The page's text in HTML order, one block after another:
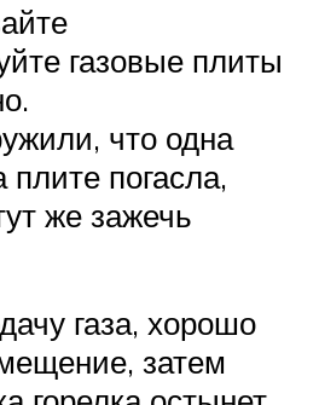
газовые плиты
что одна
погасла,
же зажечь
газа, хорошо
затем